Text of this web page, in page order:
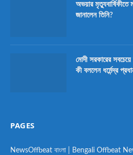
অভয়ার
জানালেন তিনি?
মোদী সরকারের
কী বললেন ধর্মেন্দ্র
PAGES
NewsOffbeat বাংলা | Bengali Offbeat